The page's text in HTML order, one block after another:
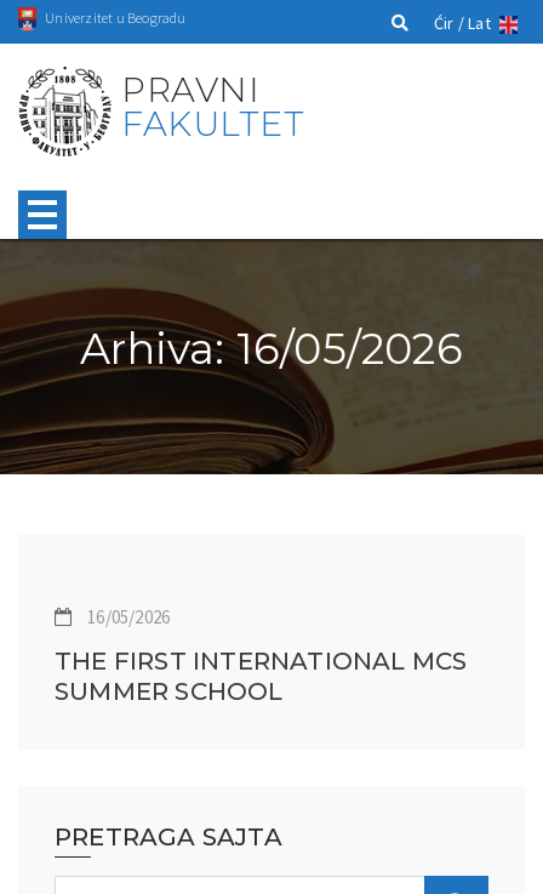
Univerzitet u Beogradu Ćir /Lat
PRAVNI
FAKULTET
Arhiva: 16/05/2026
16/05/2026
THE FIRST INTERNATIONAL MCS
SUMMER SCHOOL
PRETRAGA SAJTA